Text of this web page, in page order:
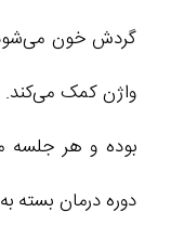
گردش خون
واژن کمک می‌کند.
دوره درمان بسته